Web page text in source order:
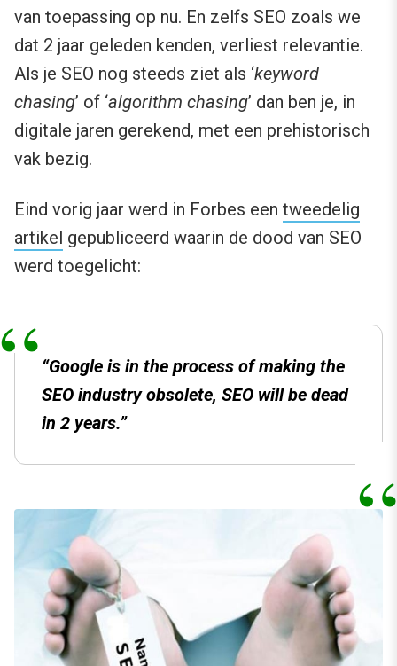
van toepassing op nu. En zelfs SEO zoals we
dat 2 jaar geleden kenden, verliest relevantie.
Als je SEO nog steeds ziet als ‘keyword
chasing’ of ‘algorithm chasing’ dan ben je, in
digitale jaren gerekend, met een prehistorisch
vak bezig.
Eind vorig jaar werd in Forbes een tweedelig
artikel gepubliceerd waarin de dood van SEO
werd toegelicht:
“Google is in the process of making the
SEO industry obsolete, SEO will be dead
in 2 years.”